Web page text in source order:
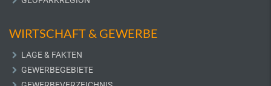
WIRTSCHAFT & GEWERBE
LAGE & FAKTEN
GEWERBEGEBIETE